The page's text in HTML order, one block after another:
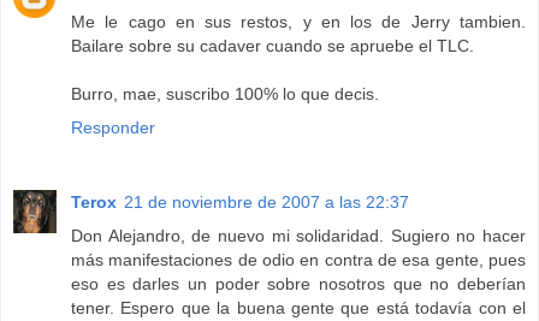
Me le cago en sus restos, y en los de Jerry tambien.
Bailare sobre su cadaver cuando se apruebe el TLC.
Burro, mae, suscribo 100% lo que decis.
Responder
Terox 21 de noviembre de 2007 a las 22:37
Don Alejandro, de nuevo mi solidaridad. Sugiero no hacer
más manifestaciones de odio en contra de esa gente, pues
eso es darles un poder sobre nosotros que no deberían
tener. Espero que la buena gente que está todavía con el